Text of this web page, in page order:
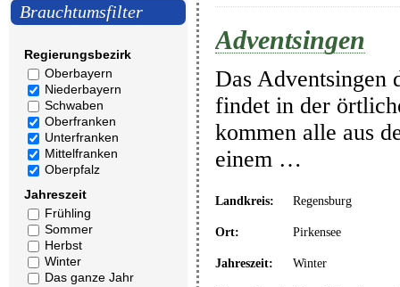
Brauchtumsfilter
Regierungsbezirk
Oberbayern
Niederbayern
Schwaben
Oberfranken
Unterfranken
Mittelfranken
Oberpfalz
Jahreszeit
Frühling
Sommer
Herbst
Winter
Das ganze Jahr
Adventsingen
Das Adventsingen
findet in der
kommen alle aus
einem …
Landkreis: Regensburg
Ort: Pirkensee
Jahreszeit: Winter